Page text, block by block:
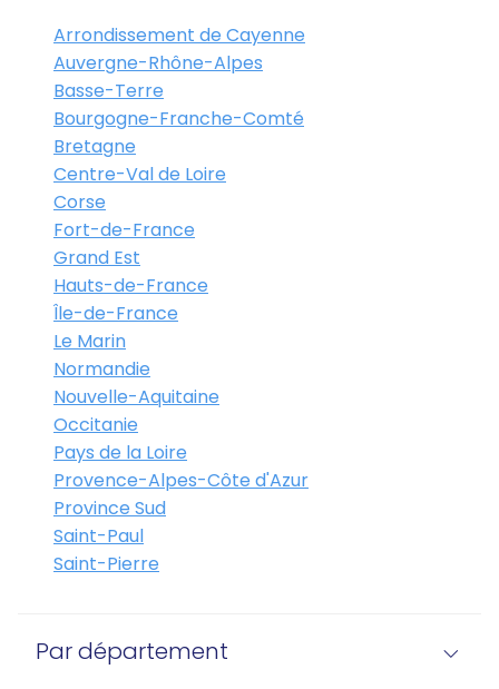
Arrondissement de Cayenne
Auvergne-Rhône-Alpes
Basse-Terre
Bourgogne-Franche-Comté
Bretagne
Centre-Val de Loire
Corse
Fort-de-France
Grand Est
Hauts-de-France
Île-de-France
Le Marin
Normandie
Nouvelle-Aquitaine
Occitanie
Pays de la Loire
Provence-Alpes-Côte d'Azur
Province Sud
Saint-Paul
Saint-Pierre
Par département